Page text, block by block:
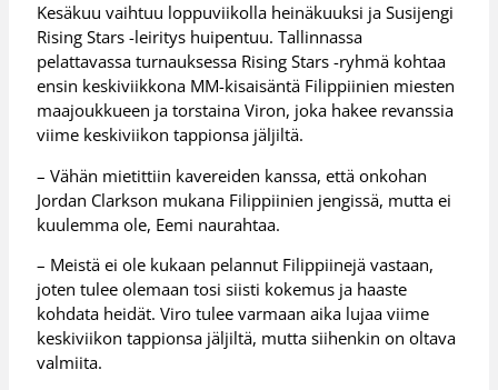
Kesäkuu vaihtuu loppuviikolla heinäkuuksi ja Susijengi
Rising Stars -leiritys huipentuu. Tallinnassa
pelattavassa turnauksessa Rising Stars -ryhmä kohtaa
ensin keskiviikkona MM-kisaisäntä Filippiinien miesten
maajoukkueen ja torstaina Viron, joka hakee revanssia
viime keskiviikon tappionsa jäljiltä.
– Vähän mietittiin kavereiden kanssa, että onkohan
Jordan Clarkson mukana Filippiinien jengissä, mutta ei
kuulemma ole, Eemi naurahtaa.
– Meistä ei ole kukaan pelannut Filippiinejä vastaan,
joten tulee olemaan tosi siisti kokemus ja haaste
kohdata heidät. Viro tulee varmaan aika lujaa viime
keskiviikon tappionsa jäljiltä, mutta siihenkin on oltava
valmiita.